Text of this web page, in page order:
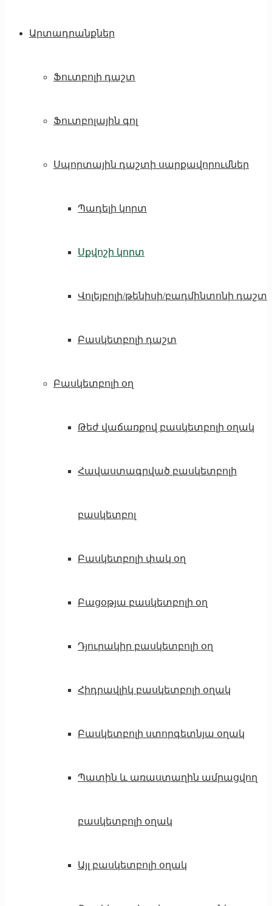
Արտադրանքներ
Ֆուտբոլի դաշտ
Ֆուտբոլային գոլ
Սպորտային դաշտի սարքավորումներ
Պադելի կորտ
Սքվոշի կորտ
Վոլեյբոլի/թենիսի/բադմինտոնի դաշտ
Բասկետբոլի դաշտ
Բասկետբոլի օղ
Թեժ վաճառքով բասկետբոլի օղակ
Հավաստագրված բասկետբոլի
բասկետբոլ
Բասկետբոլի փակ օղ
Բացօթյա բասկետբոլի օղ
Դյուրակիր բասկետբոլի օղ
Հիդրավլիկ բասկետբոլի օղակ
Բասկետբոլի ստորգետնյա օղակ
Պատին և առաստաղին ամրացվող
բասկետբոլի օղակ
Այլ բասկետբոլի օղակ